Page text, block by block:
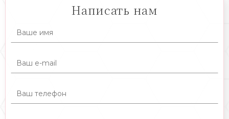
Написать нам